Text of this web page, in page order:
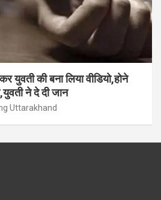
युवती की बना लिया वीडियो,होने
ने दे दी जान
Uttarakhand